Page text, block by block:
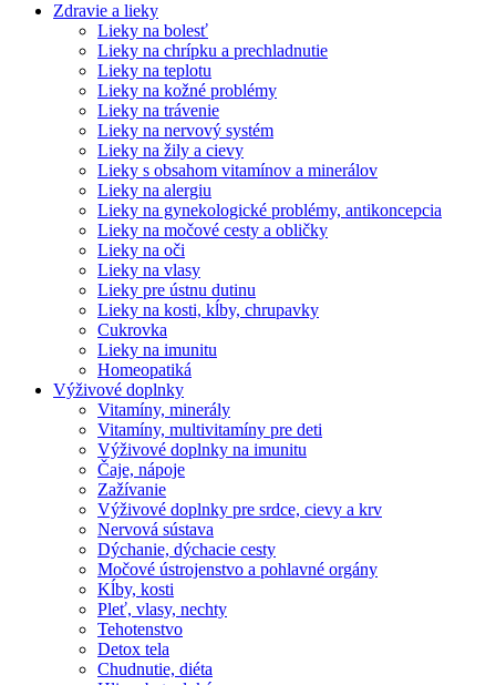
Zdravie a lieky
Lieky na bolesť
Lieky na chrípku a prechladnutie
Lieky na teplotu
Lieky na kožné problémy
Lieky na trávenie
Lieky na nervový systém
Lieky na žily a cievy
Lieky s obsahom vitamínov a minerálov
Lieky na alergiu
Lieky na gynekologické problémy, antikoncepcia
Lieky na močové cesty a obličky
Lieky na oči
Lieky na vlasy
Lieky pre ústnu dutinu
Lieky na kosti, kĺby, chrupavky
Cukrovka
Lieky na imunitu
Homeopatiká
Výživové doplnky
Vitamíny, minerály
Vitamíny, multivitamíny pre deti
Výživové doplnky na imunitu
Čaje, nápoje
Zažívanie
Výživové doplnky pre srdce, cievy a krv
Nervová sústava
Dýchanie, dýchacie cesty
Močové ústrojenstvo a pohlavné orgány
Kĺby, kosti
Pleť, vlasy, nechty
Tehotenstvo
Detox tela
Chudnutie, diéta